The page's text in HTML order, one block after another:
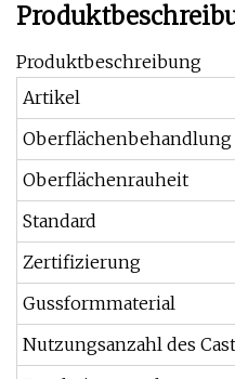
Produktbeschreibung
Artikel
Oberflächenbehandlung
Oberflächenrauheit
Standard
Zertifizierung
Gussformmaterial
Nutzungsanzahl des